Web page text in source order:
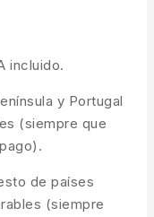
incluido.
y Portugal
(siempre que
de países
(siempre